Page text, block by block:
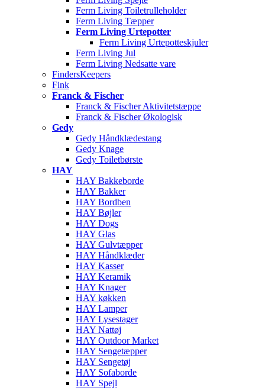
Ferm Living Toiletrulleholder
Ferm Living Tæpper
Ferm Living Urtepotter
Ferm Living Urtepotteskjuler
Ferm Living Jul
Ferm Living Nedsatte vare
FindersKeepers
Fink
Franck & Fischer
Franck & Fischer Aktivitetstæppe
Franck & Fischer Økologisk
Gedy
Gedy Håndklædestang
Gedy Knage
Gedy Toiletbørste
HAY
HAY Bakkeborde
HAY Bakker
HAY Bordben
HAY Bøjler
HAY Dogs
HAY Glas
HAY Gulvtæpper
HAY Håndklæder
HAY Kasser
HAY Keramik
HAY Knager
HAY køkken
HAY Lamper
HAY Lysestager
HAY Nattøj
HAY Outdoor Market
HAY Sengetæpper
HAY Sengetøj
HAY Sofaborde
HAY Spejl